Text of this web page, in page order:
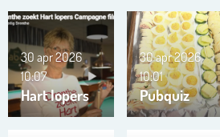
Hart lopers
30 apr 2026
10:07
Pubquiz
30 apr 2026
10:01